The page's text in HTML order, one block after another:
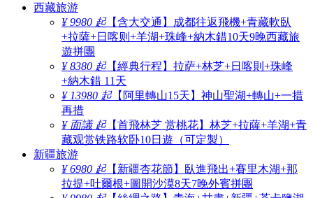
西藏旅游
¥ 9980 起【含大交通】成都往返飛機+青藏軟臥
+拉薩+日喀则+羊湖+珠峰+納木錯10天9晚西藏旅
遊拼團
¥ 8380 起【經典行程】拉萨+林芝+日喀則+珠峰
+納木錯 11天
¥ 13980 起【阿里轉山15天】神山聖湖+轉山+一措
再措
¥ 面議 起【首飛林芝 赏桃花】林芝+拉薩+羊湖+青
藏观赏铁路软卧10日遊（可定製）
新疆旅游
¥ 6980 起【新疆杏花節】臥進飛出+賽里木湖+那
拉提+吐爾根+圖開沙漠8天7晚外賓拼團